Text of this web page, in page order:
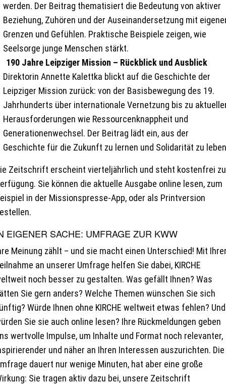
werden. Der Beitrag thematisiert die Bedeutung von aktiver
Beziehung, Zuhören und der Auseinandersetzung mit
Grenzen und Gefühlen. Praktische Beispiele zeigen, wie
Seelsorge junge Menschen stärkt.
190 Jahre Leipziger Mission – Rückblick und Ausblick
Direktorin Annette Kalettka blickt auf die Geschichte der
Leipziger Mission zurück: von der Basisbewegung des 19.
Jahrhunderts über internationale Vernetzung bis zu
Herausforderungen wie Ressourcenknappheit und
Generationenwechsel. Der Beitrag lädt ein, aus der
Geschichte für die Zukunft zu lernen und Solidarität zu
Zeitschrift erscheint vierteljährlich und steht kostenfrei
Sie können die aktuelle Ausgabe online lesen, zum
in der Missionspresse-App, oder als Printversion
EIGENER SACHE: UMFRAGE ZUR KWW
Meinung zählt – und sie macht einen Unterschied! Mit
an unserer Umfrage helfen Sie dabei, KIRCHE
noch besser zu gestalten. Was gefällt Ihnen? Was
Sie gern anders? Welche Themen wünschen Sie sich
Würde Ihnen ohne KIRCHE weltweit etwas fehlen? Und
Sie sie auch online lesen? Ihre Rückmeldungen geben
wertvolle Impulse, um Inhalte und Format noch relevanter,
und näher an Ihren Interessen auszurichten. Die
dauert nur wenige Minuten, hat aber eine große
Sie tragen aktiv dazu bei, unsere Zeitschrift